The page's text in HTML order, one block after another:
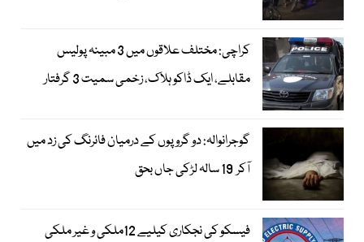
کراچی: مختلف علاقوں میں 3 مبینہ پولیس
مقابلے، ایک ڈاکو ہلاک، زخمی سمیت 3 گرفتار
گوجرانوالہ: دو گروپوں کے درمیان فائرنگ کی زد میں
آکر 19 سالہ لڑکی جاں بحق
فیسکو کی نجکاری کیلیے 12ملکی و غیر ملکی